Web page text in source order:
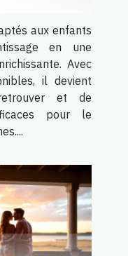
aux enfants
en une
Avec
il devient
et de
pour le